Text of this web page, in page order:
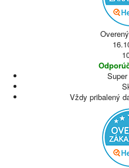
Vždy pribalený